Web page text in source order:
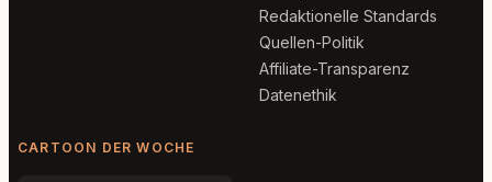
Redaktionelle Standards
Quellen-Politik
Affiliate-Transparenz
Datenethik
CARTOON DER WOCHE